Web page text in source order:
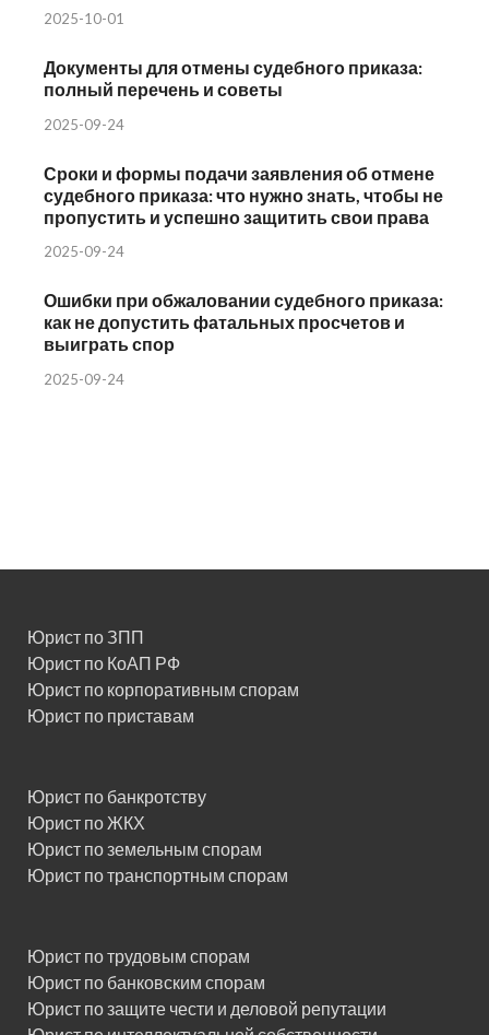
2025-10-01
Документы для отмены судебного приказа:
полный перечень и советы
2025-09-24
Сроки и формы подачи заявления об отмене
судебного приказа: что нужно знать, чтобы не
пропустить и успешно защитить свои права
2025-09-24
Ошибки при обжаловании судебного приказа:
как не допустить фатальных просчетов и
выиграть спор
2025-09-24
Юрист по ЗПП
Юрист по КоАП РФ
Юрист по корпоративным спорам
Юрист по приставам
Юрист по банкротству
Юрист по ЖКХ
Юрист по земельным спорам
Юрист по транспортным спорам
Юрист по трудовым спорам
Юрист по банковским спорам
Юрист по защите чести и деловой репутации